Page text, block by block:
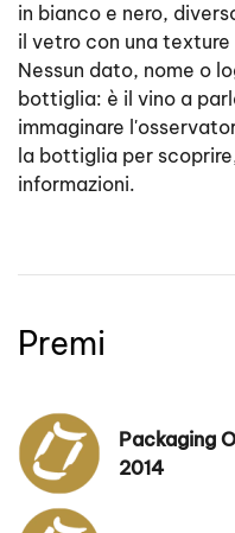
in bianco e nero,
il vetro con una
Nessun dato, nome o
bottiglia: è il vino a
immaginare
la bottiglia per
informazioni.
Premi
Packaging
2014